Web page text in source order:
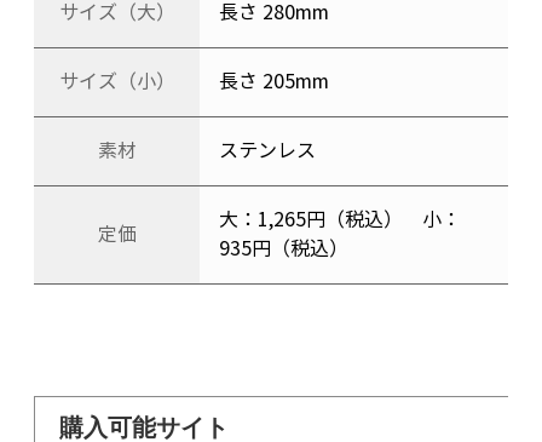
サイズ（大） 長さ 280mm
サイズ（小） 長さ 205mm
素材 ステンレス
定価
大：1,265円（税込） 小：
935円（税込）
購入可能サイト